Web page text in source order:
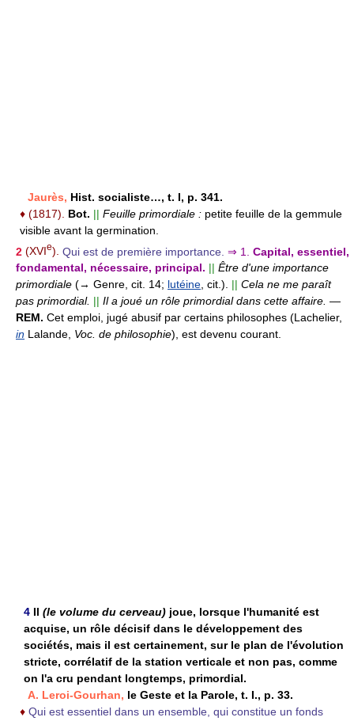
Jaurès, Hist. socialiste…, t. I, p. 341.
♦ (1817). Bot. || Feuille primordiale : petite feuille de la gemmule
visible avant la germination.
2 (XVIe). Qui est de première importance. ⇒ 1. Capital, essentiel,
fondamental, nécessaire, principal. || Être d'une importance
primordiale (→ Genre, cit. 14; lutéine, cit.). || Cela ne me paraît
pas primordial. || Il a joué un rôle primordial dans cette affaire. —
REM. Cet emploi, jugé abusif par certains philosophes (Lachelier,
in Lalande, Voc. de philosophie), est devenu courant.
4 Il (le volume du cerveau) joue, lorsque l'humanité est
acquise, un rôle décisif dans le développement des
sociétés, mais il est certainement, sur le plan de l'évolution
stricte, corrélatif de la station verticale et non pas, comme
on l'a cru pendant longtemps, primordial.
A. Leroi-Gourhan, le Geste et la Parole, t. I., p. 33.
♦ Qui est essentiel dans un ensemble, qui constitue un fonds